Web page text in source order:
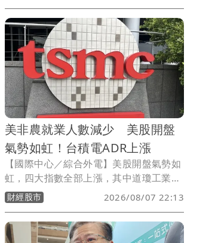
訊息指出，李文詳接手後發現兆基屋管存
在內部管理缺失，因此辭去董事長、法人
董事及總經理等職務，宏碁並同步退出經
營層。
美非農就業人數減少 美股開盤
氣勢如虹！台積電ADR上漲
【國際中心／綜合外電】美股開盤氣勢如
虹，四大指數全部上漲，其中道瓊工業指
數上漲123.93點、標普500指數上漲
29.72點、那斯達克指數上漲225.08點、
費城半導體指數上漲315.88點。在個股方
面，台積電ADR上漲3.07元或0.73％。
財經股市 2026/08/07 22:13